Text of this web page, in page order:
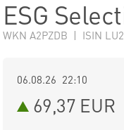
ESG
WKN A2PZDB | ISIN
06.08.26 22:10
69,37 EUR